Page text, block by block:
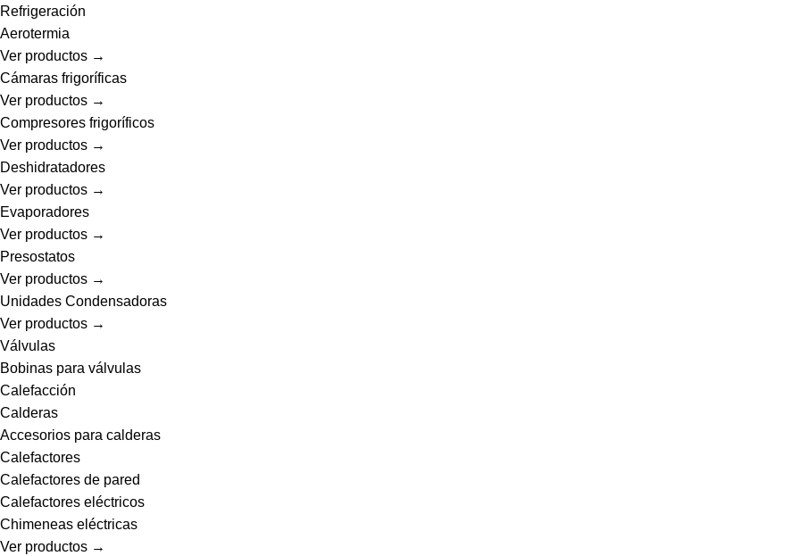
Refrigeración
Aerotermia
Ver productos →
Cámaras frigoríficas
Ver productos →
Compresores frigoríficos
Ver productos →
Deshidratadores
Ver productos →
Evaporadores
Ver productos →
Presostatos
Ver productos →
Unidades Condensadoras
Ver productos →
Válvulas
Bobinas para válvulas
Calefacción
Calderas
Accesorios para calderas
Calefactores
Calefactores de pared
Calefactores eléctricos
Chimeneas eléctricas
Ver productos →